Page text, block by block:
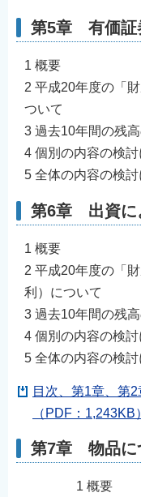
第5章 有価証
1 概要
2 平成20年度の「
ついて
3 過去10年間の残
4 個別の内容の検討
5 全体の内容の検討
第6章 出資に
1 概要
2 平成20年度の「
利）について
3 過去10年間の残
4 個別の内容の検討
5 全体の内容の検討
目次、第1章、第
（PDF：1,243KB）
第7章 物品に
1 概要